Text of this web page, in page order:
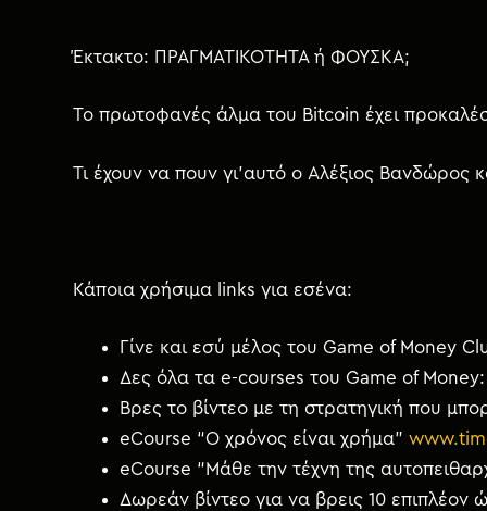
Έκτακτο: ΠΡΑΓΜΑΤΙΚΟΤΗΤΑ ή ΦΟΥΣΚΑ;
Το πρωτοφανές άλμα του Bitcoin έχει
Τι έχουν να πουν γι’αυτό ο Αλέξιος
Κάποια χρήσιμα links για εσένα:
Γίνε και εσύ μέλος του Game of Money
Δες όλα τα e-courses του Game of Money:
Βρες το βίντεο με τη στρατηγική που
eCourse “Ο χρόνος είναι χρήμα”
eCourse “Μάθε την τέχνη της
Δωρεάν βίντεο για να βρεις 10